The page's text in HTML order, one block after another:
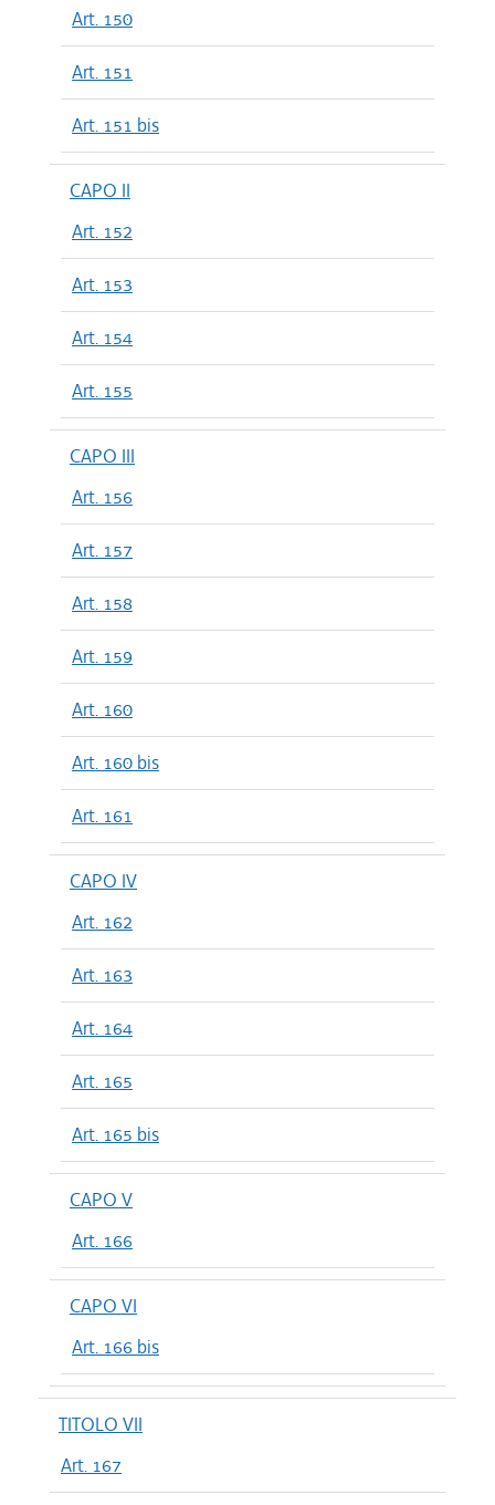
Art. 150
Art. 151
Art. 151 bis
CAPO II
Art. 152
Art. 153
Art. 154
Art. 155
CAPO III
Art. 156
Art. 157
Art. 158
Art. 159
Art. 160
Art. 160 bis
Art. 161
CAPO IV
Art. 162
Art. 163
Art. 164
Art. 165
Art. 165 bis
CAPO V
Art. 166
CAPO VI
Art. 166 bis
TITOLO VII
Art. 167